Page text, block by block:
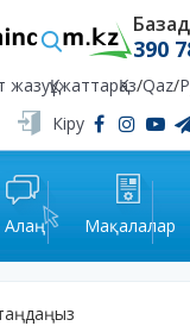
390
жазуҚұжаттарҚаз/Qaz/
Кіру
Алаң Мақалалар